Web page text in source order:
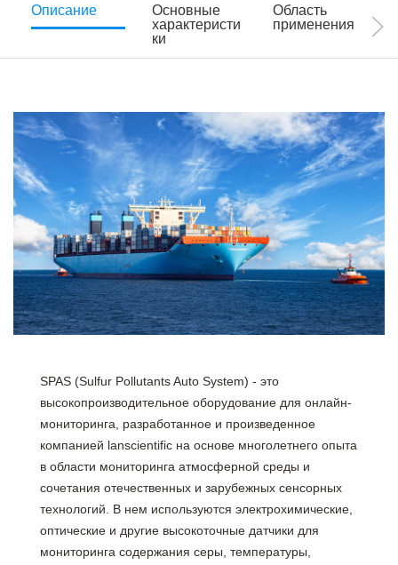
Описание
Основные
характеристи
ки
Область
применения
SPAS (Sulfur Pollutants Auto System) - это
высокопроизводительное оборудование для онлайн-
мониторинга, разработанное и произведенное
компанией lanscientific на основе многолетнего опыта
в области мониторинга атмосферной среды и
сочетания отечественных и зарубежных сенсорных
технологий. В нем используются электрохимические,
оптические и другие высокоточные датчики для
мониторинга содержания серы, температуры,